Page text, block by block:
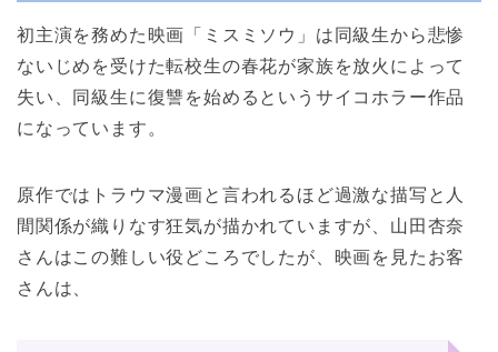
初主演を務めた映画「ミスミソウ」は同級生から悲惨
ないじめを受けた転校生の春花が家族を放火によって
失い、同級生に復讐を始めるというサイコホラー作品
になっています。
原作ではトラウマ漫画と言われるほど過激な描写と人
間関係が織りなす狂気が描かれていますが、山田杏奈
さんはこの難しい役どころでしたが、映画を見たお客
さんは、